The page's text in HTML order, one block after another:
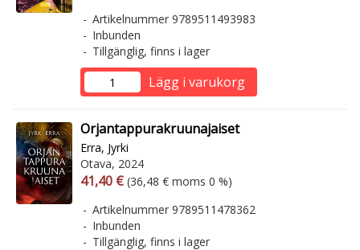
Artikelnummer 9789511493983
Inbunden
Tillgänglig, finns i lager
Lägg i varukorg
Orjantappurakruunajaiset
Erra, Jyrki
Otava, 2024
Arvonlisäverollinen hinta
41,40 € Arvonlisäveroton hinta
(36,48 € moms 0 %)
Artikelnummer 9789511478362
Inbunden
Tillgänglig, finns i lager